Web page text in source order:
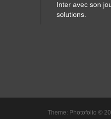
Inter avec son
solutions.
Theme: Photofolio ©